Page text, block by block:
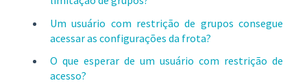
Um usuário com restrição de grupos consegue
acessar as configurações da frota?
O que esperar de um usuário com restrição de
acesso?